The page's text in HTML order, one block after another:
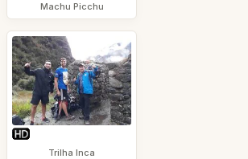
Machu Picchu
Trilha Inca